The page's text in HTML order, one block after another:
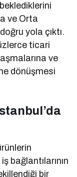
ve Orta
yola çıktı.
ticari
ve
dönüşmesi
bağlantılarının
bir